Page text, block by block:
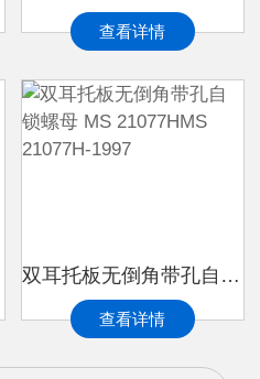
查看详情
双耳托板无倒角带孔自锁螺母 MS 21077HMS 21077H-1997
查看详情